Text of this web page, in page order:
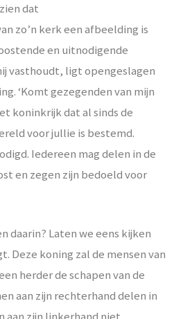
dat
zo’n kerk een afbeelding is
en uitnodigende
vasthoudt, ligt opengeslagen
‘Komt gezegenden van mijn
koninkrijk dat al sinds de
voor jullie is bestemd.
Iedereen mag delen in de
en zegen zijn bedoeld voor
daarin? Laten we eens kijken
Deze koning zal de mensen van
herder de schapen van de
aan zijn rechterhand delen in